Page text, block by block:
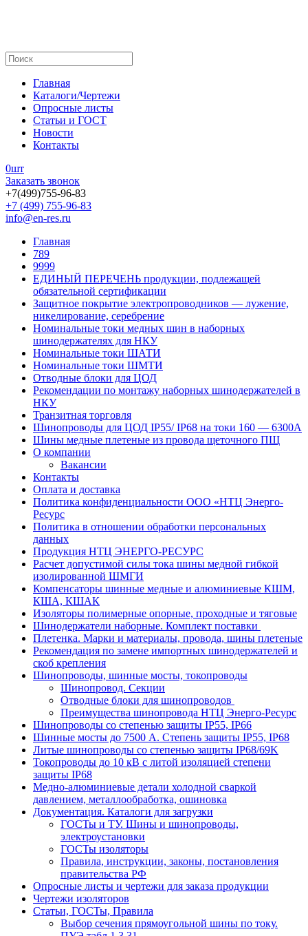
Главная
Каталоги/Чертежи
Опросные листы
Статьи и ГОСТ
Новости
Контакты
0шт
Заказать звонок
+7(499)755-96-83
+7 (499) 755-96-83
info@en-res.ru
Главная
789
9999
ЕДИНЫЙ ПЕРЕЧЕНЬ продукции, подлежащей
обязательной сертификации
Защитное покрытие электропроводников — лужение,
никелирование, серебрение
Номинальные токи медных шин в наборных
шинодержателях для НКУ
Номинальные токи ШАТИ
Номинальные токи ШМТИ
Отводные блоки для ЦОД
Рекомендации по монтажу наборных шинодержателей в
НКУ
Транзитная торговля
Шинопроводы для ЦОД IP55/ IP68 на токи 160 — 6300А
Шины медные плетеные из провода щеточного ПЩ
О компании
Вакансии
Контакты
Оплата и доставка
Политика конфиденциальности ООО «НТЦ Энерго-
Ресурс
Политика в отношении обработки персональных
данных
Продукция НТЦ ЭНЕРГО-РЕСУРС
Расчет допустимой силы тока шины медной гибкой
изолированной ШМГИ
Компенсаторы шинные медные и алюминиевые КШМ,
КША, КШАК
Изоляторы полимерные опорные, проходные и тяговые
Шинодержатели наборные. Комплект поставки
Плетенка. Марки и материалы, провода, шины плетеные
Рекомендация по замене импортных шинодержателей и
скоб крепления
Шинопроводы, шинные мосты, токопроводы
Шинопровод. Секции
Отводные блоки для шинопроводов
Преимущества шинопровода НТЦ Энерго-Ресурс
Шинопроводы со степенью защиты IP55, IP66
Шинные мосты до 7500 А. Степень защиты IP55, IP68
Литые шинопроводы со степенью защиты IP68/69K
Токопроводы до 10 кВ с литой изоляцией степени
защиты IP68
Медно-алюминиевые детали холодной сваркой
давлением, металлообработка, ошиновка
Документация. Каталоги для загрузки
ГОСТы и ТУ. Шины и шинопроводы,
электроустановки
ГОСТы изоляторы
Правила, инструкции, законы, постановления
правительства РФ
Опросные листы и чертежи для заказа продукции
Чертежи изоляторов
Статьи, ГОСТы, Правила
Выбор сечения прямоугольной шины по току.